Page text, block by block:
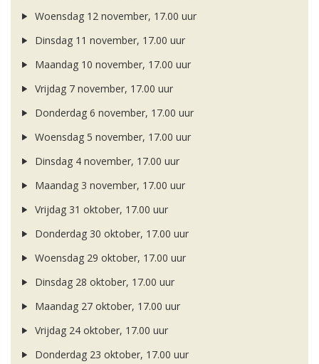
Woensdag 12 november, 17.00 uur
Dinsdag 11 november, 17.00 uur
Maandag 10 november, 17.00 uur
Vrijdag 7 november, 17.00 uur
Donderdag 6 november, 17.00 uur
Woensdag 5 november, 17.00 uur
Dinsdag 4 november, 17.00 uur
Maandag 3 november, 17.00 uur
Vrijdag 31 oktober, 17.00 uur
Donderdag 30 oktober, 17.00 uur
Woensdag 29 oktober, 17.00 uur
Dinsdag 28 oktober, 17.00 uur
Maandag 27 oktober, 17.00 uur
Vrijdag 24 oktober, 17.00 uur
Donderdag 23 oktober, 17.00 uur